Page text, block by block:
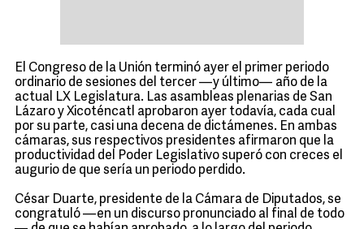
El Congreso de la Unión terminó ayer el primer periodo
ordinario de sesiones del tercer —y último— año de la
actual LX Legislatura. Las asambleas plenarias de San
Lázaro y Xicoténcatl aprobaron ayer todavía, cada cual
por su parte, casi una decena de dictámenes. En ambas
cámaras, sus respectivos presidentes afirmaron que la
productividad del Poder Legislativo superó con creces el
augurio de que sería un periodo perdido.
César Duarte, presidente de la Cámara de Diputados, se
congratuló —en un discurso pronunciado al final de todo